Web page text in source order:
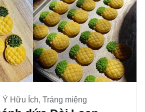
Ý Hữu Ích, Tráng miệng